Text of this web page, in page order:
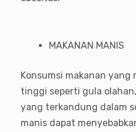
MAKANAN MANIS
Konsumsi makanan
tinggi seperti gula
yang terkandung dalam
manis dapat